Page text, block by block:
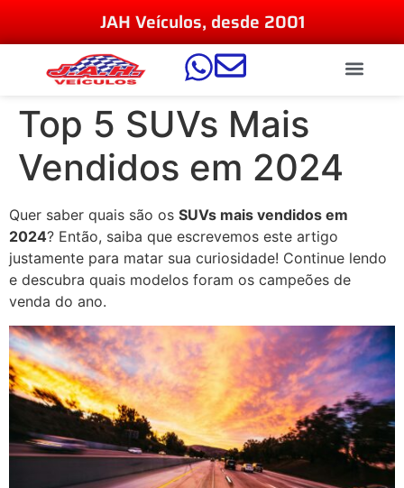
JAH Veículos, desde 2001
Top 5 SUVs Mais
Vendidos em 2024
Quer saber quais são os SUVs mais vendidos em
2024? Então, saiba que escrevemos este artigo
justamente para matar sua curiosidade! Continue lendo
e descubra quais modelos foram os campeões de
venda do ano.